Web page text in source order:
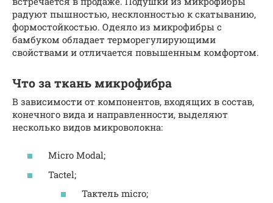
радуют пышностью, несклонностью к скатыванию,
формостойкостью. Одеяло из микрофибры с
бамбуком обладает терморегулирующими
свойствами и отличается повышенным комфортом.
Что за ткань микрофибра
В зависимости от компонентов, входящих в состав,
конечного вида и направленности, выделяют
несколько видов микроволокна:
Micro Modal;
Tactel;
Тактель micro;